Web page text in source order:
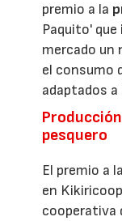
premio a la
Paquito'
mercado un
el consumo
adaptados
pesquero
El premio a la
en
cooperativa